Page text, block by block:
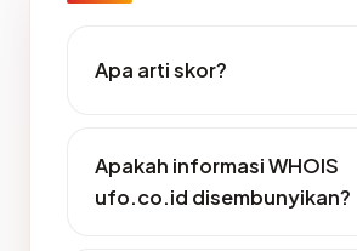
Apa arti skor?
Apakah informasi WHOIS
ufo.co.id disembunyikan?